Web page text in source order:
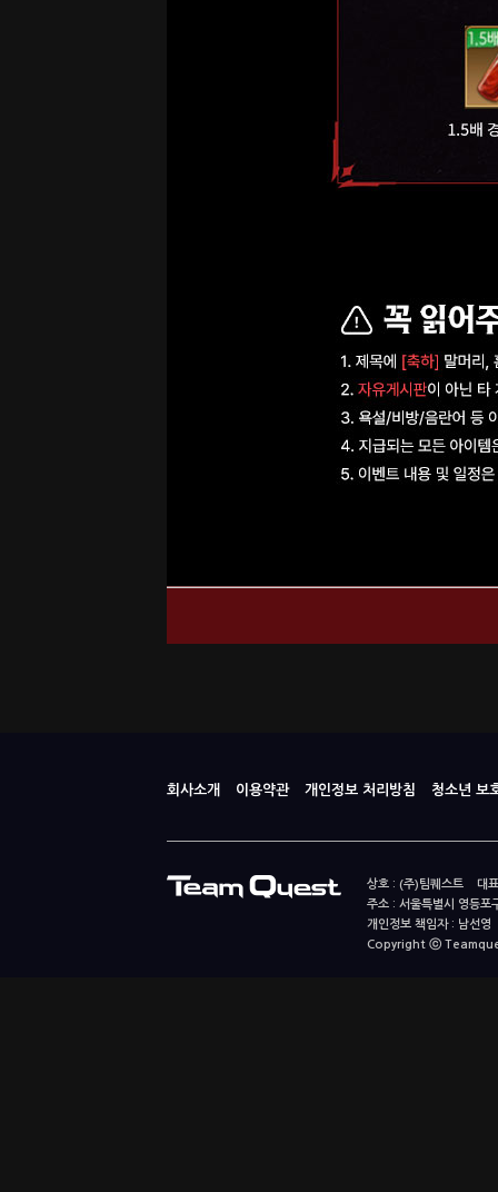
회사소개 이용약관 개인정보 처리방침 청소년 보
상호 : (주)팀퀘스트 대
주소 : 서울특별시 영등
개인정보 책임자 : 남
Copyright ⓒ